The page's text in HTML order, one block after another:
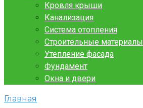
Кровля крыши
Канализация
Система отопления
Строительные материалы
Утепление фасада
Фундамент
Окна и двери
Главная